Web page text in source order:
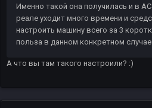
Именно такой она получилась и в
реале уходит много времени и
настроить машину всего за 3
польза в данном конкретном
А что вы там такого настроили? :)